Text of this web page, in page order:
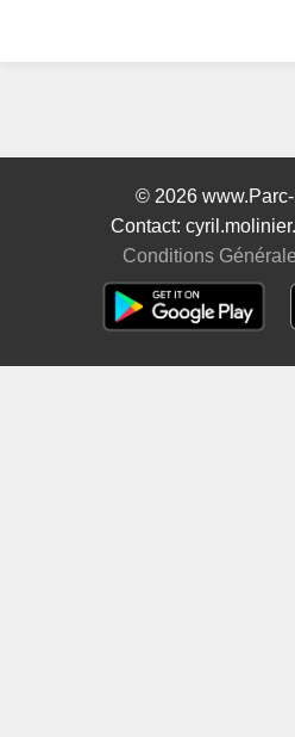
© 2026
Contact:
Conditions